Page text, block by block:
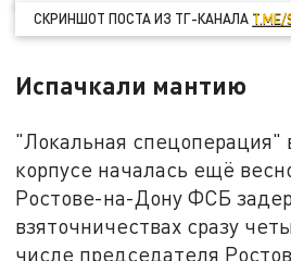
СКРИНШОТ ПОСТА ИЗ ТГ-КАНАЛА T.ME/
Испачкали мантию
"Локальная спецоперация"
корпусе началась ещё
Ростове-на-Дону ФСБ
взяточничествах сразу
числе председателя